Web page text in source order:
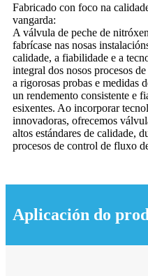
Fabricado con foco na
vangarda:
A válvula de peche de
fabrícase nas nosas
calidade, a fiabilidade e a
integral dos nosos procesos
a rigorosas probas e medidas
un rendemento consistente e
esixentes. Ao incorporar
innovadoras, ofrecemos
altos estándares de calidade,
procesos de control de fluxo
Aplicación do